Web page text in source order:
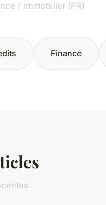
/ immobilier (FR)
Finance